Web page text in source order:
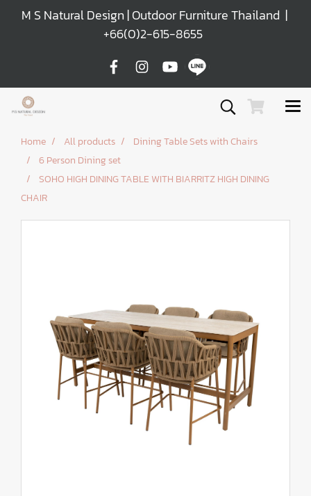
M S Natural Design | Outdoor Furniture Thailand |
+66(0)2-615-8655
Home All products
Dining Table Sets with Chairs
6 Person Dining set
SOHO HIGH DINING TABLE WITH BIARRITZ HIGH DINING
CHAIR